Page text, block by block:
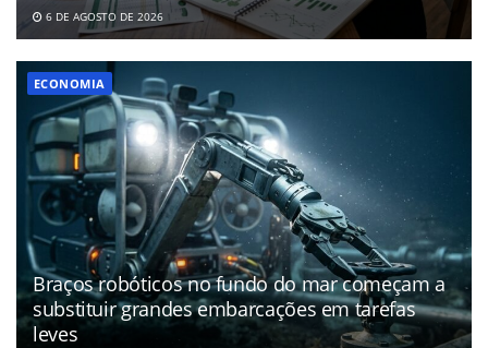
6 DE AGOSTO DE 2026
ECONOMIA
Braços robóticos no fundo do mar começam a
substituir grandes embarcações em tarefas
leves